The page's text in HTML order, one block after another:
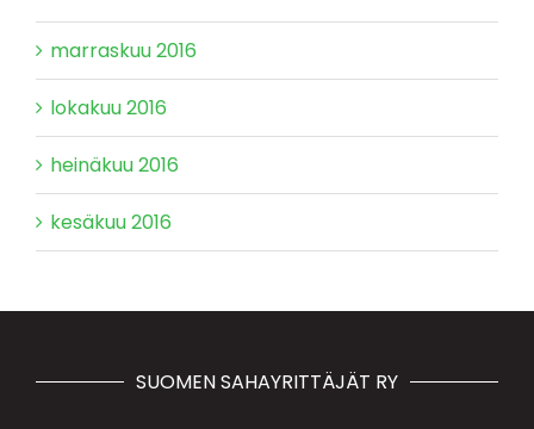
marraskuu 2016
lokakuu 2016
heinäkuu 2016
kesäkuu 2016
SUOMEN SAHAYRITTÄJÄT RY